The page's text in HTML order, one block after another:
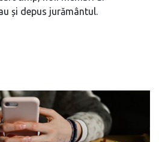
și depus jurământul.